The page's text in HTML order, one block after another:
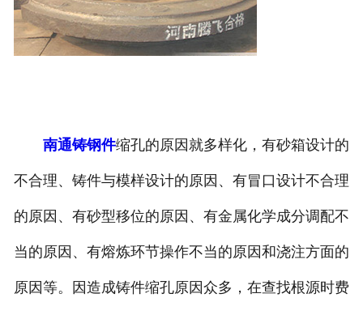
南通铸钢件缩孔的原因就多样化，有砂箱设计的
不合理、铸件与模样设计的原因、有冒口设计不合理
的原因、有砂型移位的原因、有金属化学成分调配不
当的原因、有熔炼环节操作不当的原因和浇注方面的
原因等。因造成铸件缩孔原因众多，在查找根源时费